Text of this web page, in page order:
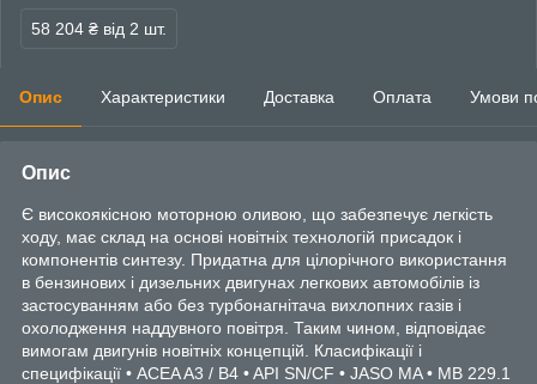
58 204 ₴ від 2 шт.
Опис Характеристики Доставка Оплата Умови
Опис
Є високоякісною моторною оливою, що забезпечує легкість
ходу, має склад на основі новітніх технологій присадок і
компонентів синтезу. Придатна для цілорічного використання
в бензинових і дизельних двигунах легкових автомобілів із
застосуванням або без турбонагнітача вихлопних газів і
охолодження наддувного повітря. Таким чином, відповідає
вимогам двигунів новітніх концепцій. Класифікації і
специфікації • ACEA A3 / B4 • API SN/CF • JASO MA • MB 229.1